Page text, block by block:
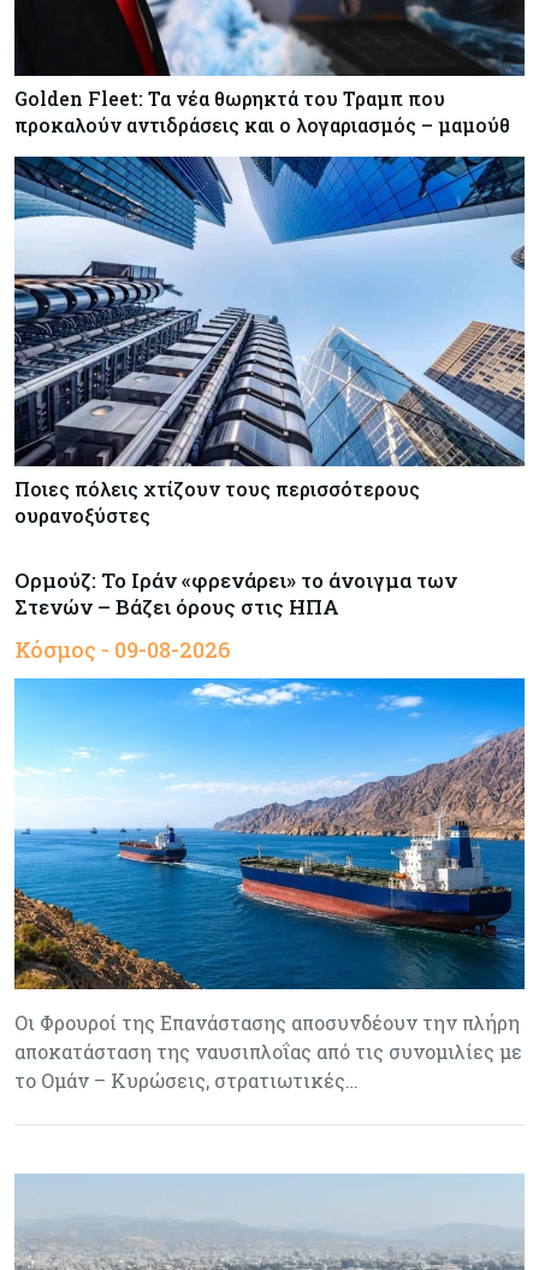
Golden Fleet: Τα νέα θωρηκτά του Τραμπ που
προκαλούν αντιδράσεις και ο λογαριασμός – μαμούθ
Ποιες πόλεις χτίζουν τους περισσότερους
ουρανοξύστες
Ορμούζ: Το Ιράν «φρενάρει» το άνοιγμα των
Στενών – Βάζει όρους στις ΗΠΑ
Κόσμος - 09-08-2026
Οι Φρουροί της Επανάστασης αποσυνδέουν την πλήρη
αποκατάσταση της ναυσιπλοΐας από τις συνομιλίες με
το Ομάν – Κυρώσεις, στρατιωτικές…